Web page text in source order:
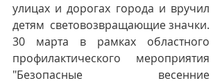
улицах и дорогах города и вручил
детям  световозвращающие значки.
30 марта в рамках областного
профилактического мероприятия
"Безопасные весенние